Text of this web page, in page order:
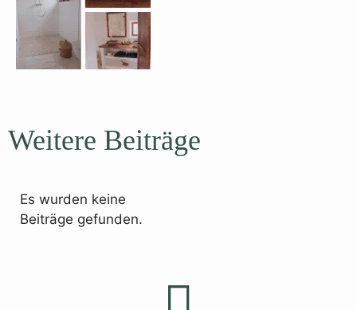
Weitere Beiträge
Es wurden keine
Beiträge gefunden.